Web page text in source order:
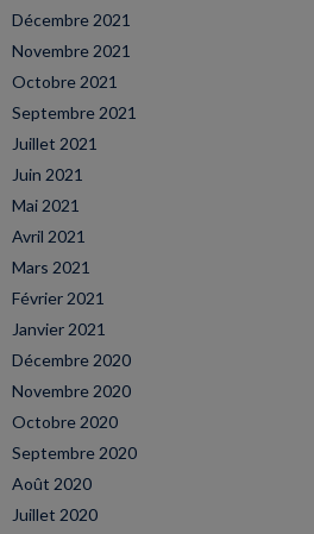
Décembre 2021
Novembre 2021
Octobre 2021
Septembre 2021
Juillet 2021
Juin 2021
Mai 2021
Avril 2021
Mars 2021
Février 2021
Janvier 2021
Décembre 2020
Novembre 2020
Octobre 2020
Septembre 2020
Août 2020
Juillet 2020